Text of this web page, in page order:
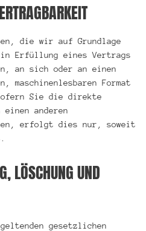
die wir auf Grundlage
Erfüllung eines Vertrags
an sich oder an einen
maschinenlesbaren Format
Sie die direkte
einen anderen
erfolgt dies nur, soweit
LÖSCHUNG UND
gesetzlichen